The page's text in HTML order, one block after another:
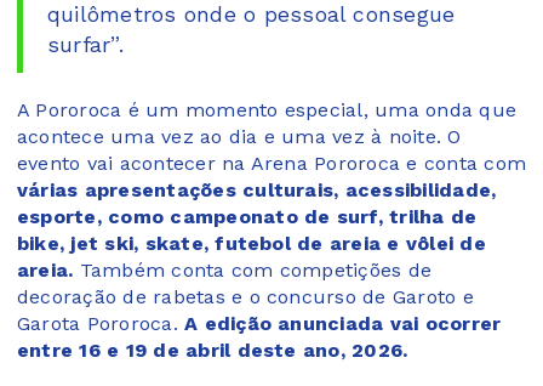
quilômetros onde o pessoal consegue
surfar”.
A Pororoca é um momento especial, uma onda que
acontece uma vez ao dia e uma vez à noite. O
evento vai acontecer na Arena Pororoca e conta com
várias apresentações culturais, acessibilidade,
esporte, como campeonato de surf, trilha de
bike, jet ski, skate, futebol de areia e vôlei de
areia. Também conta com competições de
decoração de rabetas e o concurso de Garoto e
Garota Pororoca.A edição anunciada vai ocorrer
entre 16 e 19 de abril deste ano, 2026.